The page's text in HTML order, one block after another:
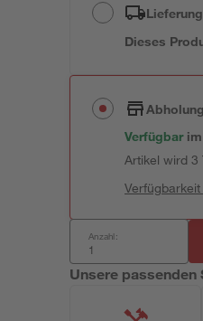
Dieses
Verfügbar im
Artikel wird 3
Anzahl:
Unsere passenden